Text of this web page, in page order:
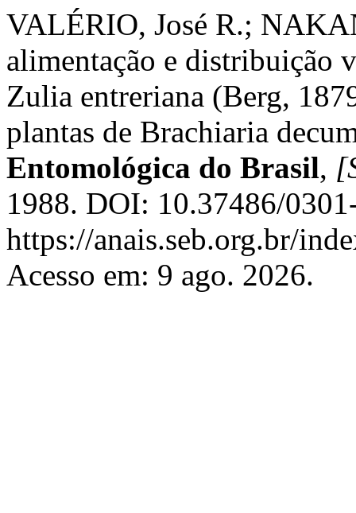
VALÉRIO, José R.;
alimentação e distribuição
Zulia entreriana (Berg,
plantas de Brachiaria
Entomológica do Brasil,
1988. DOI: 10.37486/
https://anais.seb.org.br/
Acesso em: 9 ago. 2026.